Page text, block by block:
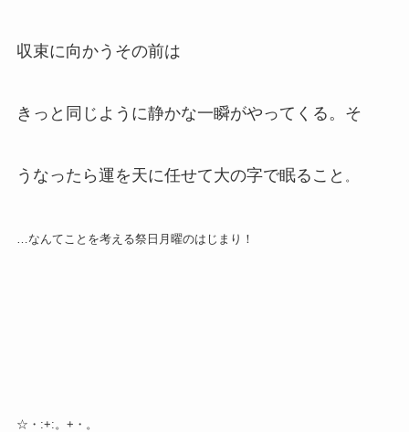
収束に向かうその前は
きっと同じように静かな一瞬がやってくる。そ
うなったら運を天に任せて大の字で眠ること 。
…なんてことを考える祭日月曜のはじまり！
☆・:+:。+・。